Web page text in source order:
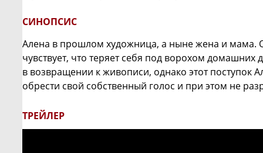
СИНОПСИС
Алена в прошлом художница, а ныне жена и мама.
чувствует, что теряет себя под ворохом
в возвращении к живописи, однако этот поступок
обрести свой собственный голос и при этом не
ТРЕЙЛЕР